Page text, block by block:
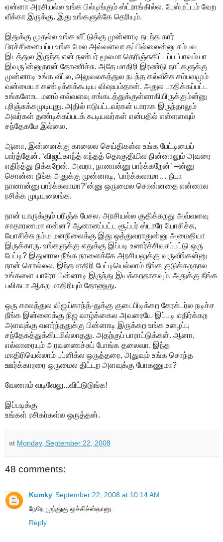
ஏன்னா அரசியல்ல உங்க பில்டிங்கும் ஸ்ட்ராங்கில்ல, பேஸ்மட்டம் வேற
வீக்கா இருக்கு. இது உங்களுக்கே தெரியும்.
இதுக்கு முதல்ல உங்க வீட்டுக்கு முன்னாடி நடந்த கார்
பிரச்சினையப்ப உங்க மேல அவ்வளவா தப்பில்லைன்னு சம்பவ
இடத்துல இருந்த என் நண்பர் மூலமா தெரிஞ்சுகிட்டப்ப ’பாவம்யா
இவரு’ன்னுதான் தோணிச்சு. அதே மாதிரி இரண்டு நாட்களுக்கு
முன்னாடி உங்க வீட்ல, அலுவலகத்துல நடந்த கல்வீச்சு சம்பவமும்
வன்மையா கண்டிக்கக்கூடிய விஷயம்தான். அதுல பாதிக்கப்பட்ட
உங்களோட மனம் எவ்வளவு சங்கடத்துக்குள்ளாகியிருக்கும்ன்னு
புரிஞ்சுக்கமுடியுது. அதில் ஈடுபட்டவர்கள் யாராக இருந்தாலும்
அவர்கள் தண்டிக்கப்படக் கூடியவர்கள் என்பதில் எள்ளளவும்
சந்தேகமே இல்லை.
ஆனா, இன்னைக்கு காலைல செய்திகள்ல உங்க பேட்டியைப்
பார்த்தேன். ‘விஜய்காந்த் எந்தத் தொகுதியில நின்னாலும் அவரை
எதிர்த்து நிக்கறேன். அவரா, நானான்னு பார்க்கறேன்’ –ன்னு
சொன்ன நீங்க அதுக்கு முன்னாடி, ‘பார்க்கலாமா… நீயா
நானான்னு பார்க்கலாமா?’ன்னு ஒருமைல சொன்னதை என்னால
ரசிக்க முடியலைங்க.
நான் யாருக்கும் பரிஞ்சு பேசல. அரசியல்ல குதிக்கறது அவ்வளவு
சாதாரணமா என்ன? ஆனானப்பட்ட சூப்பர் ஸ்டாரே யோசிச்சு,
யோசிச்சு நம்ம மனநிலைக்கு இது ஒத்துவராதுன்னு அமைதியா
இருக்காரு. உங்களுக்கு எதுக்கு இப்படி உணர்ச்சிவசப்பட்டு ஒரு
பேட்டி? இதுனால நீங்க நாளைக்கே அரசியலுக்கு வருவீங்கன்னு
நான் சொல்லல. இந்தமாதிரி பேட்டியெல்லாம் நீங்க குடுக்கறதால
உங்களை யாரோ பின்னாடி இருந்து இயக்கறதாகவும், அதுக்கு நீங்க
பலிகடா ஆகற மாதிரியும் தோணுது.
ஒரு காலத்துல விஜய்காந்த்-துக்கு குடைபிடிக்கற கேரக்டர்ல நடிச்ச
நீங்க இன்னைக்கு நிஜ வாழ்க்கைல அவரையே இப்படி எதிர்க்கற
அளவுக்கு வளர்ந்ததுக்கு பின்னாடி இருக்கற உங்க உழைப்பு
சந்தேகத்துக்கிடமில்லாதது. அதற்குப் பாராட்டுக்கள். ஆனா,
எல்லாரையும் அரவணைச்சுப் போங்க தலைவா. இந்த
மாதிரியெல்லாம் பப்ளிக்ல ஒருத்தரை, அதுவும் உங்க சொந்த
ஊர்க்காரரை ஒருமைல திட்டற அளவுக்கு போகணுமா?
வேணாம் வடிவேலு...விட்டுடுங்க!
இப்படிக்கு
உங்கள் ரசிகர்கள்ல ஒருத்தன்.
at Monday, September 22, 2008
48 comments:
Kumky September 22, 2008 at 10:14 AM
நேநே முந்துகு ஒச்சிச்ஸ்தானு.
Reply